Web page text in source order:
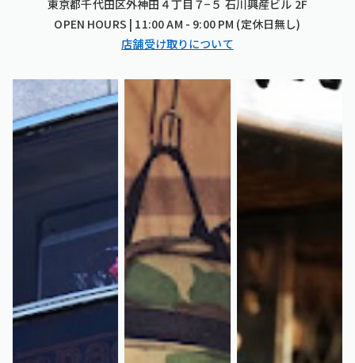
東京都千代田区外神田４丁目７−５ 石川興産ビル 2F
OPEN HOURS | 11:00 AM - 9:00 PM (定休日無し)
店舗受け取りについて